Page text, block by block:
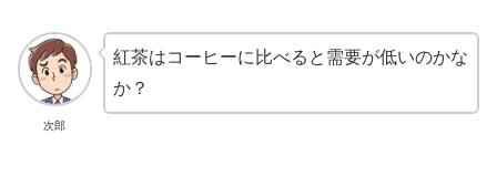
次郎
紅茶はコーヒーに比べると需要が低いのかな
か？